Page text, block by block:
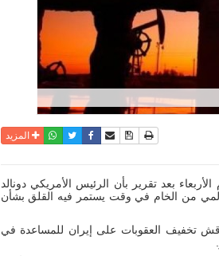
نسخة للطباعة
حفظ الموضوع
أرسل الى صديق
فيسبوكتويترواتسابالمزيد
بعد تقرير بأن الرئيس الأمريكي دونالد
من الخام في وقت يستمر فيه القلق بشأن
تخفيف العقوبات على إيران للمساعدة في